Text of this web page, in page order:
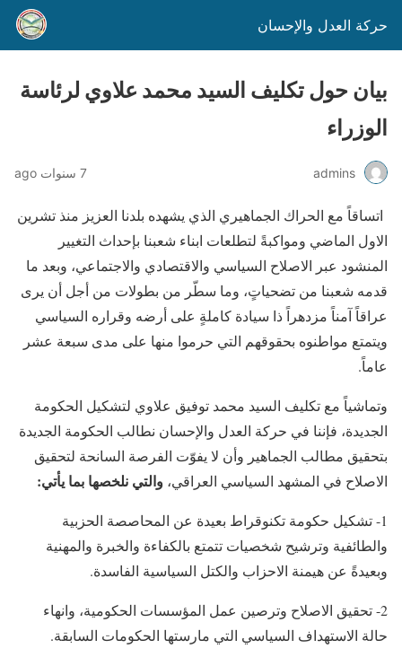
حركة العدل والإحسان
بيان حول تكليف السيد محمد علاوي لرئاسة
الوزراء
admins 7 سنوات ago
اتساقاً مع الحراك الجماهيري الذي يشهده بلدنا العزيز منذ تشرين
الاول الماضي ومواكبةً لتطلعات ابناء شعبنا بإحداث التغيير
المنشود عبر الاصلاح السياسي والاقتصادي والاجتماعي، وبعد ما
قدمه شعبنا من تضحياتٍ، وما سطّر من بطولات من أجل أن يرى
عراقاً آمناً مزدهراً ذا سيادة كاملةٍ على أرضه وقراره السياسي
ويتمتع مواطنوه بحقوقهم التي حرموا منها على مدى سبعة عشر
عاماً.
وتماشياً مع تكليف السيد محمد توفيق علاوي لتشكيل الحكومة
الجديدة، فإننا في حركة العدل والإحسان نطالب الحكومة الجديدة
بتحقيق مطالب الجماهير وأن لا يفوّت الفرصة السانحة لتحقيق
الاصلاح في المشهد السياسي العراقي، والتي نلخصها بما يأتي:
1- تشكيل حكومة تكنوقراط بعيدة عن المحاصصة الحزبية
والطائفية وترشيح شخصيات تتمتع بالكفاءة والخبرة والمهنية
وبعيدةً عن هيمنة الاحزاب والكتل السياسية الفاسدة.
2- تحقيق الاصلاح وترصين عمل المؤسسات الحكومية، وانهاء
حالة الاستهداف السياسي التي مارستها الحكومات السابقة.